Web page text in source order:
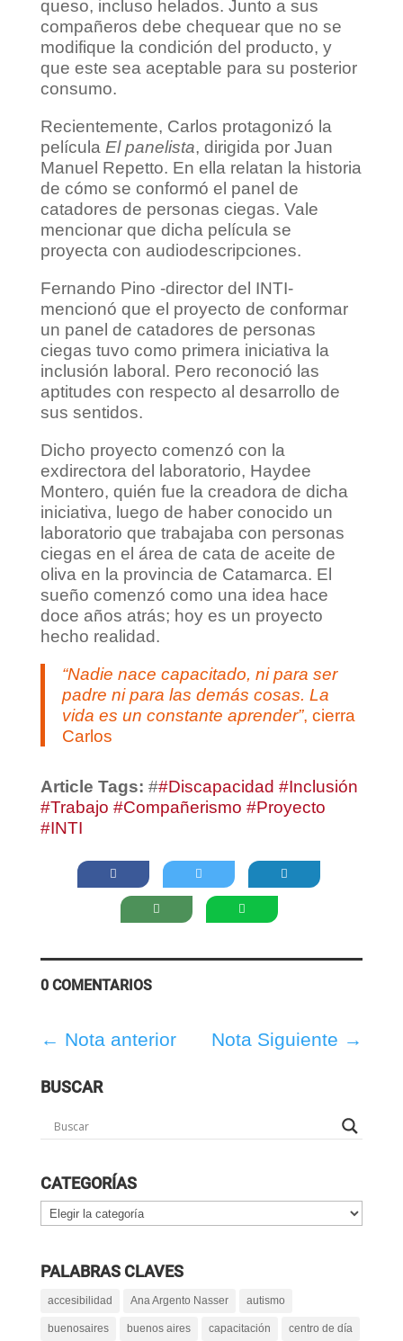
queso, incluso helados. Junto a sus
compañeros debe chequear que no se
modifique la condición del producto, y
que este sea aceptable para su posterior
consumo.
Recientemente, Carlos protagonizó la
película El panelista, dirigida por Juan
Manuel Repetto. En ella relatan la historia
de cómo se conformó el panel de
catadores de personas ciegas. Vale
mencionar que dicha película se
proyecta con audiodescripciones.
Fernando Pino -director del INTI-
mencionó que el proyecto de conformar
un panel de catadores de personas
ciegas tuvo como primera iniciativa la
inclusión laboral. Pero reconoció las
aptitudes con respecto al desarrollo de
sus sentidos.
Dicho proyecto comenzó con la
exdirectora del laboratorio, Haydee
Montero, quién fue la creadora de dicha
iniciativa, luego de haber conocido un
laboratorio que trabajaba con personas
ciegas en el área de cata de aceite de
oliva en la provincia de Catamarca. El
sueño comenzó como una idea hace
doce años atrás; hoy es un proyecto
hecho realidad.
“Nadie nace capacitado, ni para ser
padre ni para las demás cosas. La
vida es un constante aprender”, cierra
Carlos
Article Tags: ##Discapacidad #Inclusión
#Trabajo #Compañerismo #Proyecto
#INTI
0 COMENTARIOS
← Nota anterior Nota Siguiente →
BUSCAR
CATEGORÍAS
Categorías
PALABRAS CLAVES
accesibilidad Ana Argento Nasser autismo
buenosaires buenos aires capacitación centro de día